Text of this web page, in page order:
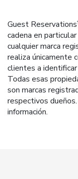
Guest
cadena en
cualquier marca
realiza únicamente
clientes a
Todas esas
son marcas
respectivos dueños.
información.